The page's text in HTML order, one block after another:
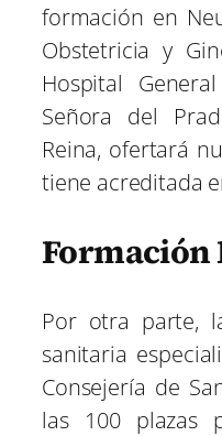
formación en
Obstetricia y
Hospital
Señora del
Reina, ofertará
tiene acreditada
Formación
Por otra parte,
sanitaria
Consejería de
las 100 plazas